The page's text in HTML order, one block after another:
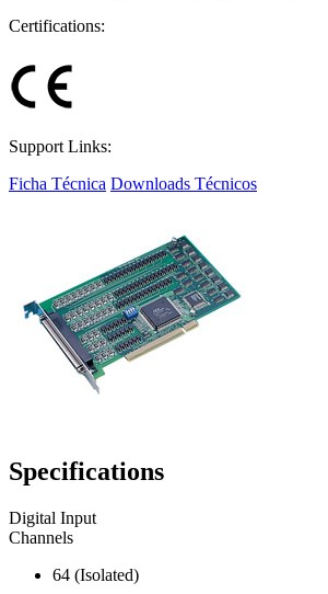
Certifications:
Support Links:
Ficha Técnica Downloads Técnicos
Specifications
Digital Input
Channels
64 (Isolated)